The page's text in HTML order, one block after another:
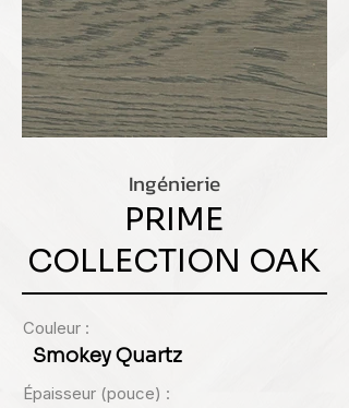
Ingénierie
PRIME
COLLECTION OAK
Couleur :
Smokey Quartz
Épaisseur (pouce) :